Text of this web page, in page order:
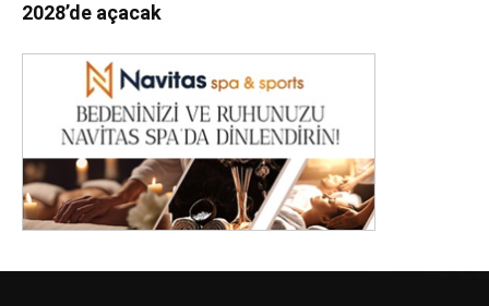
2028’de açacak